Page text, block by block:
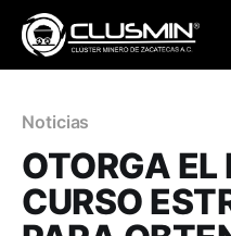
Noticias
OTORGA EL
CURSO